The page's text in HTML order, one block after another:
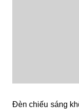
Đèn chiếu sáng